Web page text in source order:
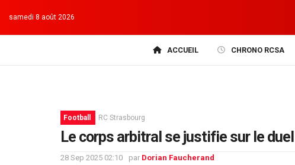
samedi 8 août 2026
ACCUEIL CHRONO RCSA
Football RC Strasbourg
Le corps arbitral se justifie sur le
28 Sep 2025 02:10 par Dorian Faucherand